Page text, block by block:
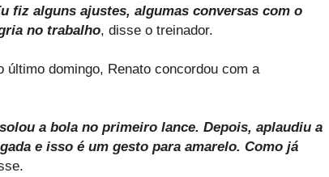
fiz alguns ajustes, algumas conversas com o
no trabalho, disse o treinador.
último domingo, Renato concordou com a
a bola no primeiro lance. Depois, aplaudiu a
e isso é um gesto para amarelo. Como já